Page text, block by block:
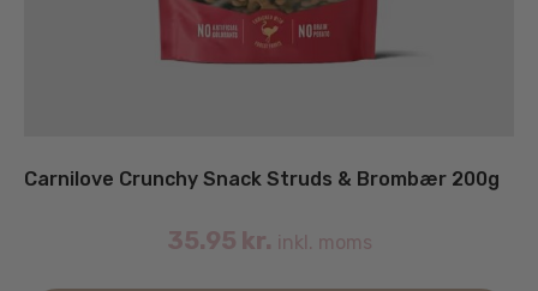
Carnilove Crunchy Snack Struds & Brombær 200g
35.95 kr. inkl. moms